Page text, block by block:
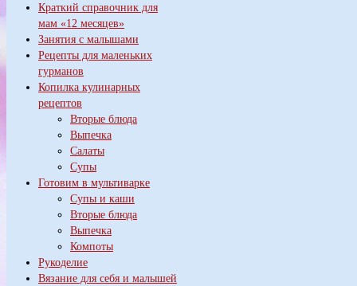
Краткий справочник для
мам «12 месяцев»
Занятия с малышами
Рецепты для маленьких
гурманов
Копилка кулинарных
рецептов
Вторые блюда
Выпечка
Салаты
Супы
Готовим в мультиварке
Супы и каши
Вторые блюда
Выпечка
Компоты
Рукоделие
Вязание для себя и малышей